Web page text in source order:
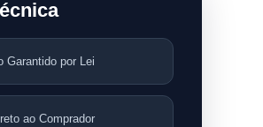
Garantido por Lei
ao Comprador